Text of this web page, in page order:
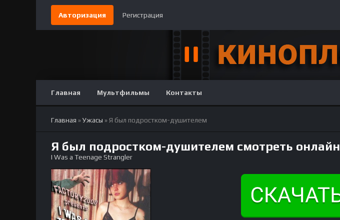
Авторизация Регистрация
Главная Мультфильмы Контакты
Главная »Ужасы » Я был подростком-душителем
Я был подростком-душителем смотреть онлайн
I Was a Teenage Strangler